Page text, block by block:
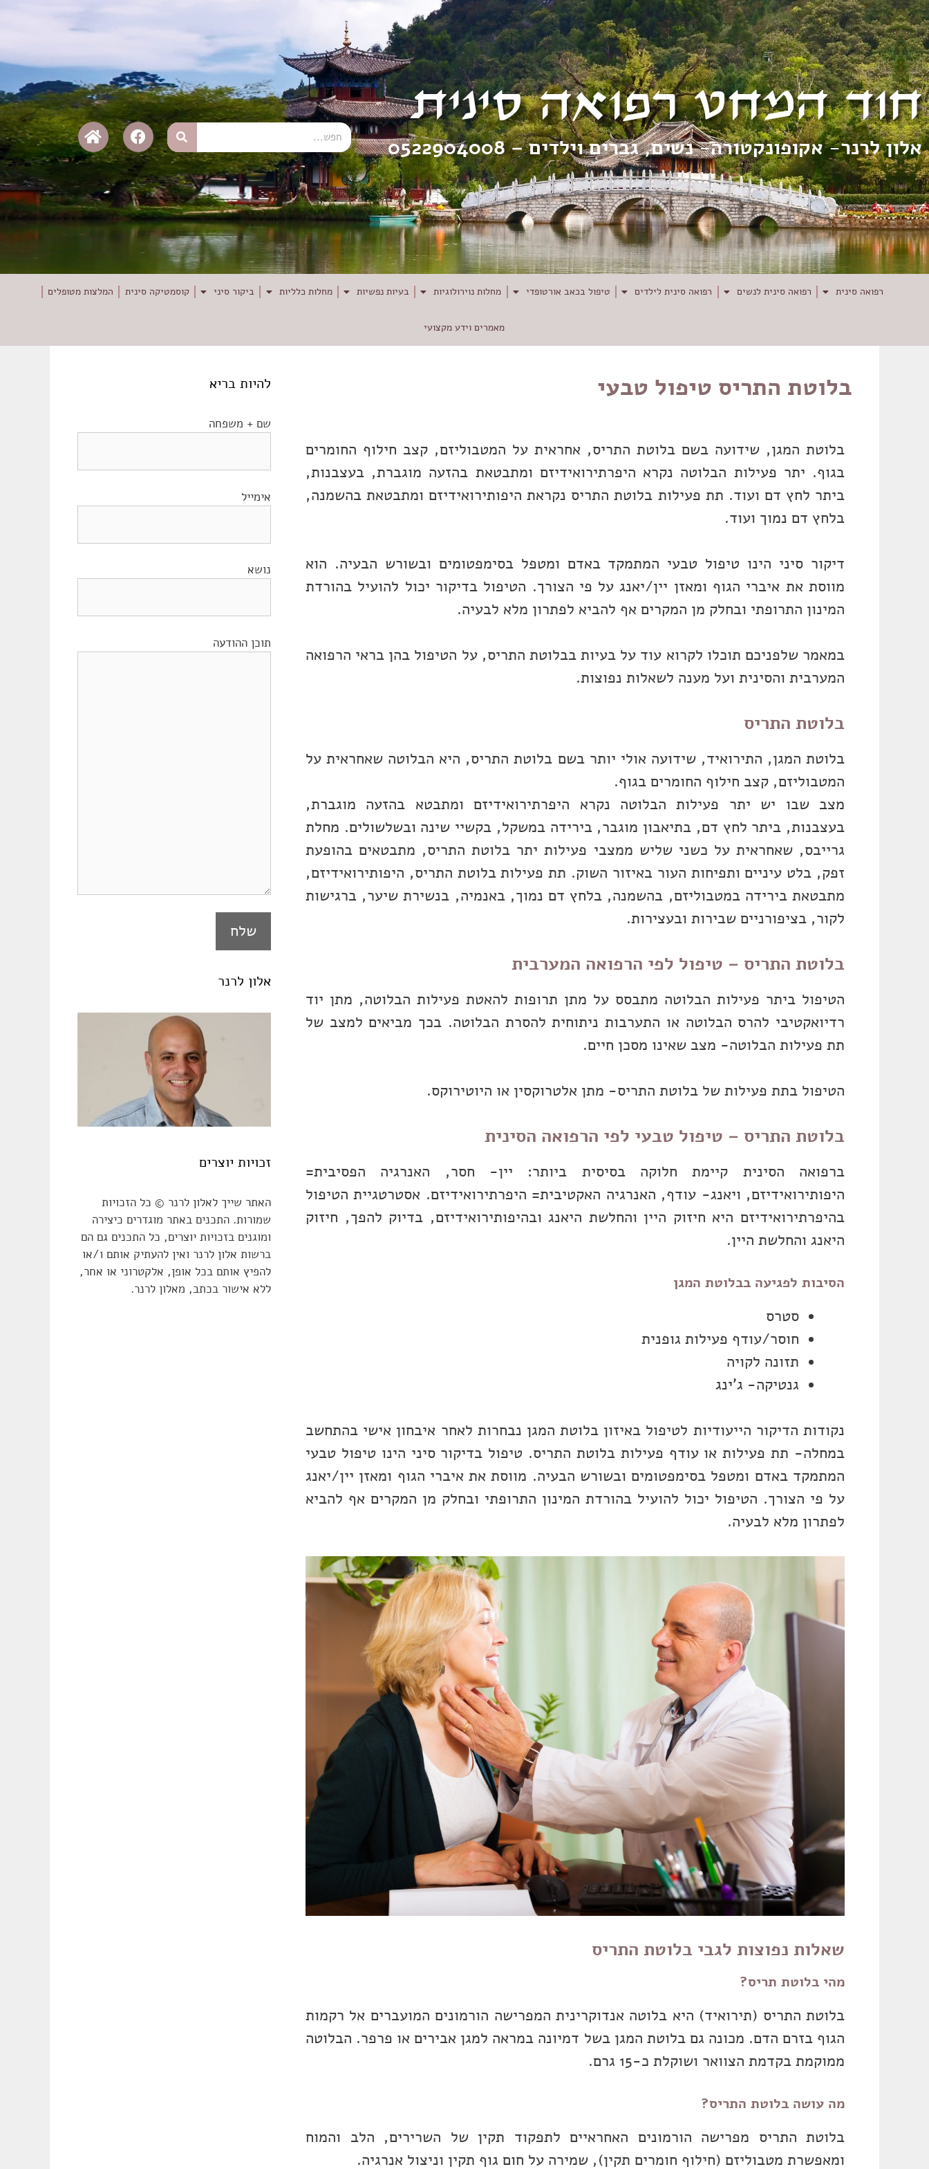
חוד המחט רפואה סינית
אלון לרנר- אקופונקטורה- נשים, גברים וילדים –0522904008
רפואה סינית רפואה סינית לנשים רפואה סינית לילדים טיפול בכאב אורטופדי מחלות נוירולוגיות בעיות נפשיות מחלות כלליות ביקור סיני קוסמטיקה סינית המלצות מטופלים
מאמרים וידע מקצועי
בלוטת התריס טיפול טבעי
בלוטת המגן, שידועה בשם בלוטת התריס, אחראית על המטבוליזם, קצב חילוף החומרים
בגוף. יתר פעילות הבלוטה נקרא היפרתירואידיזם ומתבטאת בהזעה מוגברת, בעצבנות,
ביתר לחץ דם ועוד. תת פעילות בלוטת התריס נקראת היפותירואידיזם ומתבטאת בהשמנה,
בלחץ דם נמוך ועוד.
דיקור סיני הינו טיפול טבעי המתמקד באדם ומטפל בסימפטומים ובשורש הבעיה. הוא
מווסת את איברי הגוף ומאזן יין/יאנג על פי הצורך. הטיפול בדיקור יכול להועיל בהורדת
המינון התרופתי ובחלק מן המקרים אף להביא לפתרון מלא לבעיה.
במאמר שלפניכם תוכלו לקרוא עוד על בעיות בבלוטת התריס, על הטיפול בהן בראי הרפואה
המערבית והסינית ועל מענה לשאלות נפוצות.
בלוטת התריס
בלוטת המגן, התירואיד, שידועה אולי יותר בשם בלוטת התריס, היא הבלוטה שאחראית על
המטבוליזם, קצב חילוף החומרים בגוף.
מצב שבו יש יתר פעילות הבלוטה נקרא היפרתירואידיזם ומתבטא בהזעה מוגברת,
בעצבנות, ביתר לחץ דם, בתיאבון מוגבר, בירידה במשקל, בקשיי שינה ובשלשולים. מחלת
גרייבס, שאחראית על כשני שליש ממצבי פעילות יתר בלוטת התריס, מתבטאים בהופעת
זפק, בלט עיניים ותפיחות העור באיזור השוק. תת פעילות בלוטת התריס, היפותירואידיזם,
מתבטאת בירידה במטבוליזם, בהשמנה, בלחץ דם נמוך, באנמיה, בנשירת שיער, ברגישות
לקור, בציפורניים שבירות ובעצירות.
בלוטת התריס – טיפול לפי הרפואה המערבית
הטיפול ביתר פעילות הבלוטה מתבסס על מתן תרופות להאטת פעילות הבלוטה, מתן יוד
רדיואקטיבי להרס הבלוטה או התערבות ניתוחית להסרת הבלוטה. בכך מביאים למצב של
תת פעילות הבלוטה- מצב שאינו מסכן חיים.
הטיפול בתת פעילות של בלוטת התריס- מתן אלטרוקסין או היוטירוקס.
בלוטת התריס – טיפול טבעי לפי הרפואה הסינית
ברפואה הסינית קיימת חלוקה בסיסית ביותר: יין- חסר, האנרגיה הפסיבית=
היפותירואידיזם, ויאנג- עודף, האנרגיה האקטיבית= היפרתירואידיזם. אסטרטגיית הטיפול
בהיפרתירואידיזם היא חיזוק היין והחלשת היאנג ובהיפותירואידיזם, בדיוק להפך, חיזוק
היאנג והחלשת היין.
הסיבות לפגיעה בבלוטת המגן
סטרס
חוסר/עודף פעילות גופנית
תזונה לקויה
גנטיקה- ג'ינג
נקודות הדיקור הייעודיות לטיפול באיזון בלוטת המגן נבחרות לאחר איבחון אישי בהתחשב
במחלה- תת פעילות או עודף פעילות בלוטת התריס. טיפול בדיקור סיני הינו טיפול טבעי
המתמקד באדם ומטפל בסימפטומים ובשורש הבעיה. מווסת את איברי הגוף ומאזן יין/יאנג
על פי הצורך. הטיפול יכול להועיל בהורדת המינון התרופתי ובחלק מן המקרים אף להביא
לפתרון מלא לבעיה.
שאלות נפוצות לגבי בלוטת התריס
מהי בלוטת תריס?
בלוטת התריס (תירואיד) היא בלוטה אנדוקרינית המפרישה הורמונים המועברים אל רקמות
הגוף בזרם הדם. מכונה גם בלוטת המגן בשל דמיונה במראה למגן אבירים או פרפר. הבלוטה
ממוקמת בקדמת הצוואר ושוקלת כ-15 גרם.
מה עושה בלוטת התריס?
בלוטת התריס מפרישה הורמונים האחראיים לתפקוד תקין של השרירים, הלב והמוח
ומאפשרת מטבוליזם (חילוף חומרים תקין), שמירה על חום גוף תקין וניצול אנרגיה.
להיות בריא
שם + משפחה
אימייל
נושא
תוכן ההודעה
אלון לרנר
זכויות יוצרים
האתר שייך לאלון לרנר © כל הזכויות
שמורות. התכנים באתר מוגדרים כיצירה
ומוגנים בזכויות יוצרים, כל התכנים גם הם
ברשות אלון לרנר ואין להעתיק אותם ו/או
להפיץ אותם בכל אופן, אלקטרוני או אחר,
ללא אישור בכתב, מאלון לרנר.